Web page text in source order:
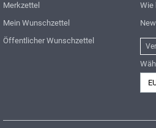
Merkzettel
Mein Wunschzettel
Öffentlicher Wunschzettel
Wie